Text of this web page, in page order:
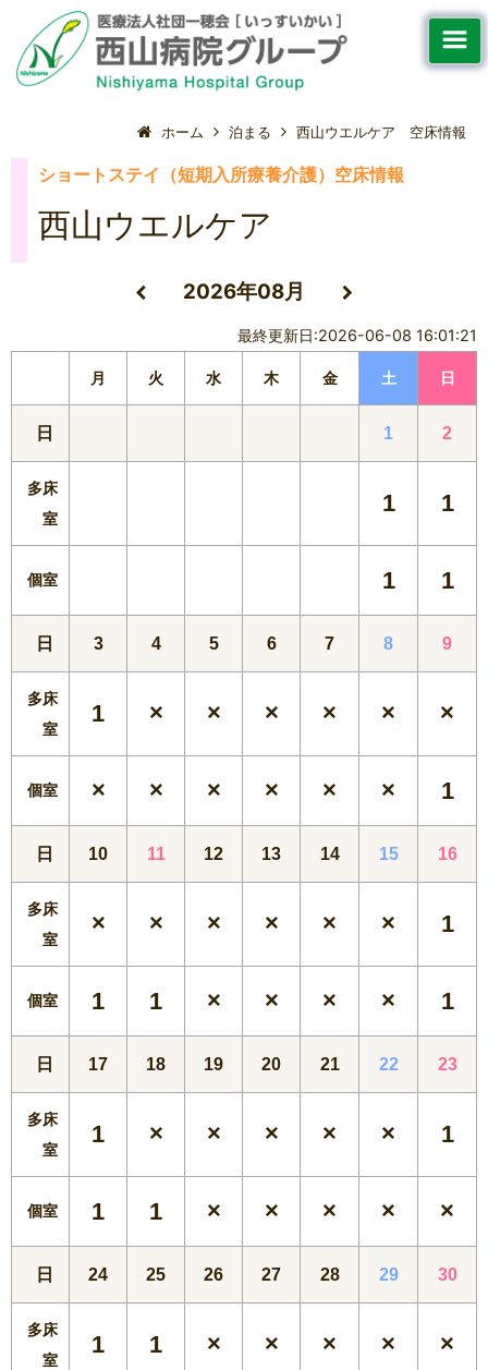
ホーム 泊まる 西山ウエルケア 空床情報
ショートステイ（短期入所療養介護）空床情報
西山ウエルケア
2026年08月
最終更新日:2026-06-08 16:01:21
月 火 水 木 金 土 日
日 1 2
多床
室
1 1
個室 1 1
日 3 4 5 6 7 8 9
多床
室
1 × × × × × ×
個室 × × × × × × 1
日 10 11 12 13 14 15 16
多床
室
× × × × × × 1
個室 1 1 × × × × 1
日 17 18 19 20 21 22 23
多床
室
1 × × × × × 1
個室 1 1 × × × × ×
日 24 25 26 27 28 29 30
多床
室
1 1 × × × × ×